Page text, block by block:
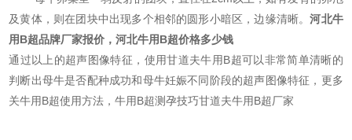
及黄体，则在团块中出现多个相邻的圆形小暗区，边缘清晰。河北牛
用B超品牌厂家报价，河北牛用B超价格多少钱
通过以上的超声图像特征，使用甘道夫牛用B超可以非常简单清晰的
判断出母牛是否配种成功和母牛妊娠不同阶段的超声图像特征，更多
关牛用B超使用方法，牛用B超测孕技巧甘道夫牛用B超厂家